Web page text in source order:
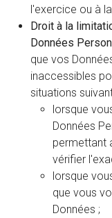
l'exercice ou à
Droit à la
Données
que vos
inaccessibles
situations
lorsque
Données
permettant
vérifier
lorsque
que vous
Données ;